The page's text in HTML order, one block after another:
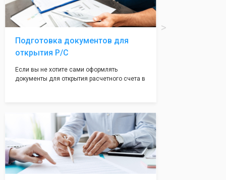
Подготовка документов для
открытия Р/С
Если вы не хотите сами оформлять
документы для открытия расчетного счета в
открытия счета, с минимальным затратом
вашего времени и сил!